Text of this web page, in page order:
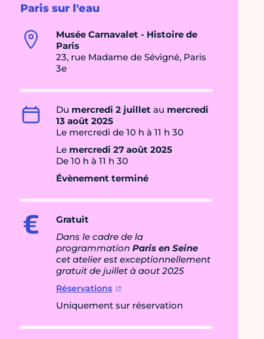
Paris sur l'eau
Musée Carnavalet - Histoire de
Paris
23, rue Madame de Sévigné, Paris
3e
Du mercredi 2 juillet au mercredi
13 août 2025
Le mercredi de 10 h à 11 h 30
Le mercredi 27 août 2025
De 10 h à 11 h 30
Évènement terminé
Gratuit
Dans le cadre de la
programmation Paris en Seine
cet atelier est exceptionnellement
gratuit de juillet à aout 2025
Réservations
Uniquement sur réservation